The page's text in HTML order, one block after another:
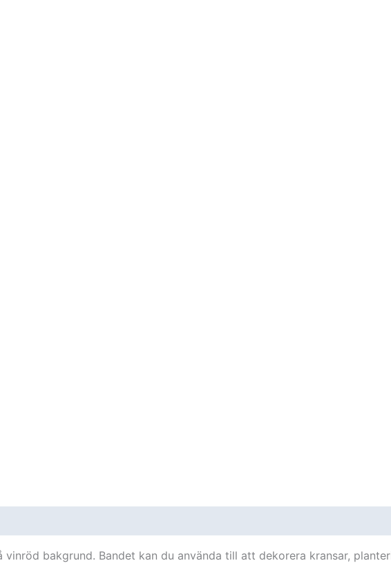
bakgrund. Bandet kan du använda till att dekorera kransar,